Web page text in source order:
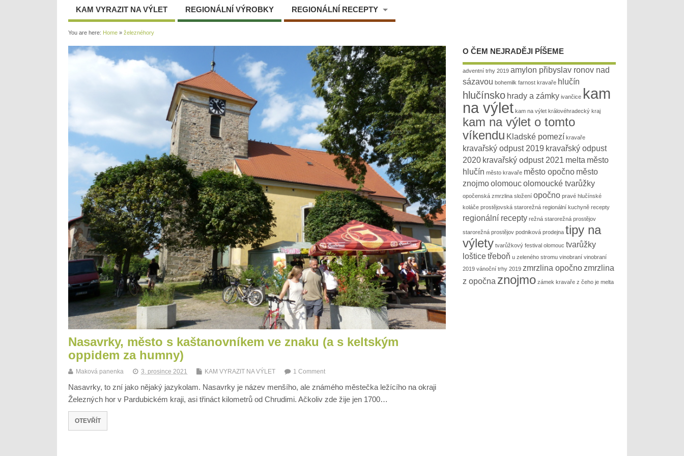
KAM VYRAZIT NA VÝLET REGIONÁLNÍ VÝROBKY REGIONÁLNÍ RECEPTY
You are here: Home »železnéhory
Nasavrky, město s kaštanovníkem ve znaku (a s keltským
oppidem za humny)
Maková panenka 3. prosince 2021 KAM VYRAZIT NA VÝLET 1 Comment
Nasavrky, to zní jako nějaký jazykolam. Nasavrky je název menšího, ale známého městečka ležícího na okraji
Železných hor v Pardubickém kraji, asi třináct kilometrů od Chrudimi. Ačkoliv zde žije jen 1700…
OTEVŘÍT
O ČEM NEJRADĚJI PÍŠEME
adventní trhy 2019 amylon přibyslav ronov nad
sázavou bohemilk farnost kravaře hlučín
hlučínsko hrady a zámky ivančice kam
na výlet kam na výlet královéhradecký kraj
kam na výlet o tomto
víkendu Kladské pomezí kravaře
kravařský odpust 2019 kravařský odpust
2020 kravařský odpust 2021 melta město
hlučín město kravaře město opočno město
znojmo olomouc olomoucké tvarůžky
opočenská zmrzlina složení opočno pravé hlučínské
koláče prostějovská starorežná regionální kuchyně recepty
regionální recepty režná starorežná prostějov
starorežná prostějov podniková prodejna tipy na
výlety tvarůžkový festival olomouc tvarůžky
loštice třeboň u zeleného stromu vinobraní vinobraní
2019 vánoční trhy 2019 zmrzlina opočno zmrzlina
z opočna znojmo zámek kravaře z čeho je melta